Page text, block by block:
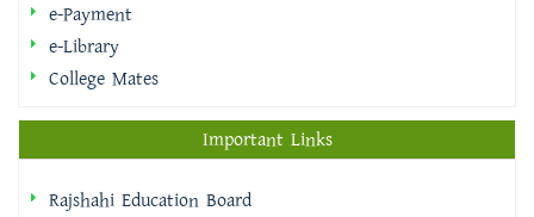
e-Payment
e-Library
College Mates
Important Links
Rajshahi Education Board